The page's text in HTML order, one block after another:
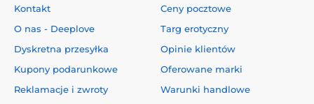
Kontakt
O nas - Deeplove
Dyskretna przesyłka
Kupony podarunkowe
Reklamacje i zwroty
Ceny pocztowe
Targ erotyczny
Opinie klientów
Oferowane marki
Warunki handlowe